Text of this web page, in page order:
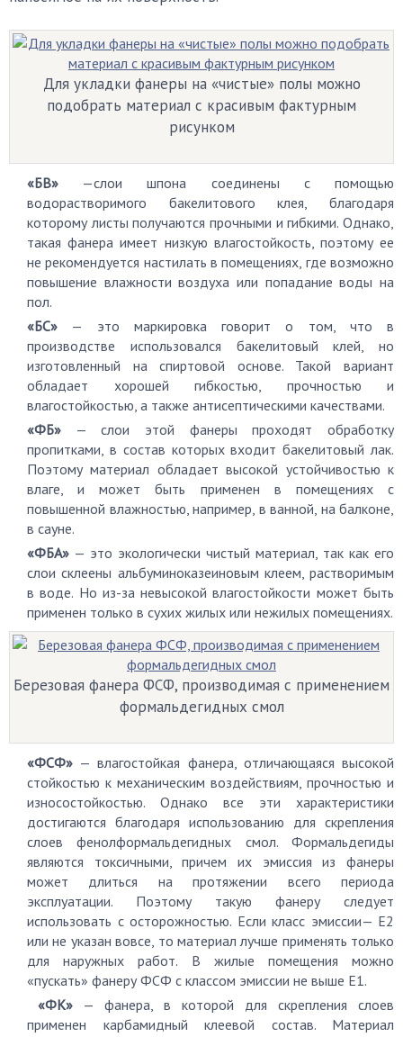
Для укладки фанеры на «чистые» полы можно
подобрать материал с красивым фактурным
рисунком
«БВ» —слои шпона соединены с помощью
водорастворимого бакелитового клея, благодаря
которому листы получаются прочными и гибкими. Однако,
такая фанера имеет низкую влагостойкость, поэтому ее
не рекомендуется настилать в помещениях, где возможно
повышение влажности воздуха или попадание воды на
пол.
«БС» — это маркировка говорит о том, что в
производстве использовался бакелитовый клей, но
изготовленный на спиртовой основе. Такой вариант
обладает хорошей гибкостью, прочностью и
влагостойкостью, а также антисептическими качествами.
«ФБ» — слои этой фанеры проходят обработку
пропитками, в состав которых входит бакелитовый лак.
Поэтому материал обладает высокой устойчивостью к
влаге, и может быть применен в помещениях с
повышенной влажностью, например, в ванной, на балконе,
в сауне.
«ФБА» — это экологически чистый материал, так как его
слои склеены альбуминоказеиновым клеем, растворимым
в воде. Но из-за невысокой влагостойкости может быть
применен только в сухих жилых или нежилых помещениях.
Березовая фанера ФСФ, производимая с применением
формальдегидных смол
«ФСФ» — влагостойкая фанера, отличающаяся высокой
стойкостью к механическим воздействиям, прочностью и
износостойкостью. Однако все эти характеристики
достигаются благодаря использованию для скрепления
слоев фенолформальдегидных смол. Формальдегиды
являются токсичными, причем их эмиссия из фанеры
может длиться на протяжении всего периода
эксплуатации. Поэтому такую фанеру следует
использовать с осторожностью. Если класс эмиссии— Е2
или не указан вовсе, то материал лучше применять только
для наружных работ. В жилые помещения можно
«пускать» фанеру ФСФ с классом эмиссии не выше Е1.
«ФК» — фанера, в которой для скрепления слоев
применен карбамидный клеевой состав. Материал